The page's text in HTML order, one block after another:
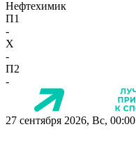
Нефтехимик
П1
-
X
-
П2
-
27 сентября 2026, Вс, 00:00